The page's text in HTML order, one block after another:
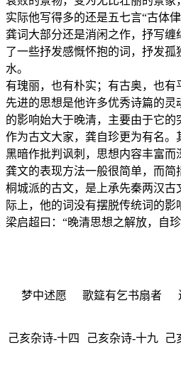
实际他写得多的还是五七言“古体
龚词大部分还是消闲之作，抒写
了一些抒发感慨怀抱的词，抒发
水。
有瑰丽，也有朴实；有古奥，也
先进的思想是他许多优秀诗篇的
的影响始大于晚清，主要由于它的
作为古文大家，龚自珍更为有名。
黑暗作批判讽刺，思想内容丰富而
龚文的表现方法一般很简单，而
桐城派的古文，是上承先秦两汉
际上，他的词没有摆脱传统词的影
梁启超曰：“晚清思想之解放，自珍
梦中述愿 歌筵有乞书扇者
己亥杂诗-十四 己亥杂诗-十九 己